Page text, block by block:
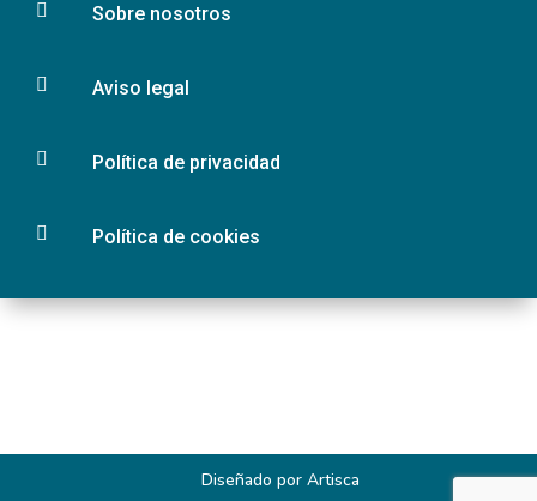
 Sobre nosotros
 Aviso legal
 Política de privacidad
 Política de cookies
Diseñado por Artisca